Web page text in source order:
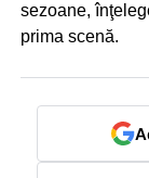
sezoane,
prima scenă.